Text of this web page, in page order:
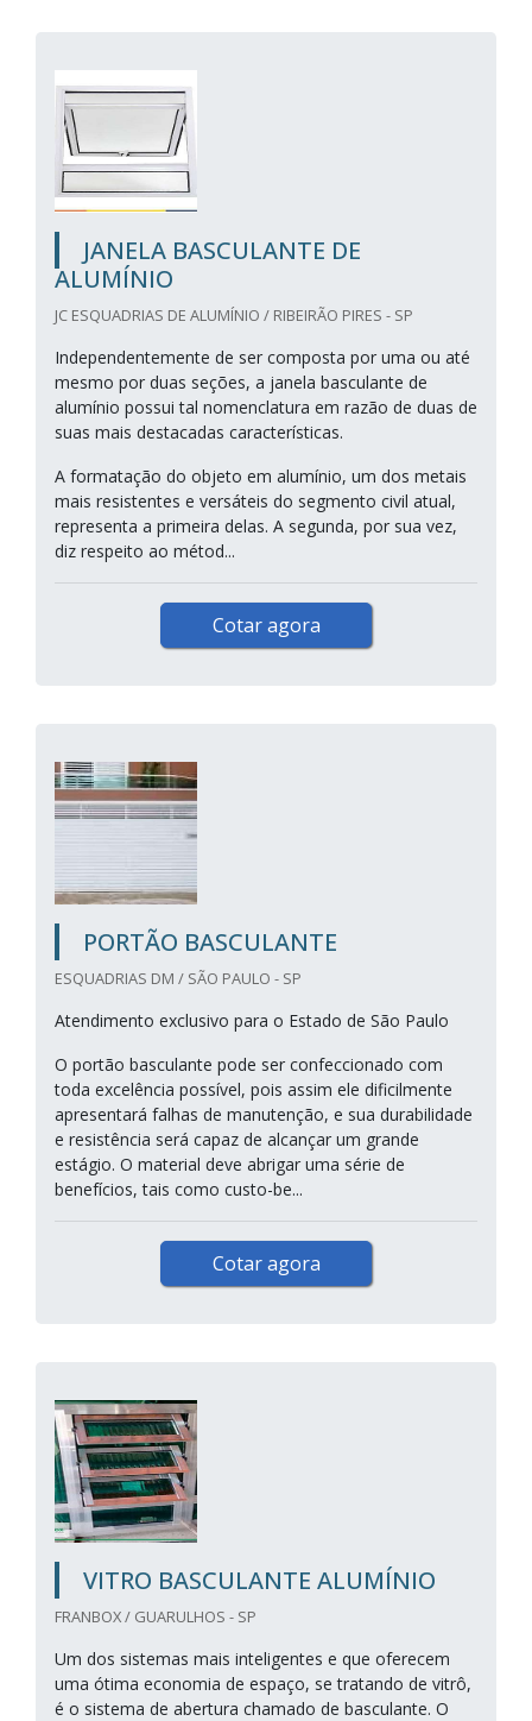
JANELA BASCULANTE DE
ALUMÍNIO
JC ESQUADRIAS DE ALUMÍNIO / RIBEIRÃO PIRES - SP
Independentemente de ser composta por uma ou até
mesmo por duas seções, a janela basculante de
alumínio possui tal nomenclatura em razão de duas de
suas mais destacadas características.
A formatação do objeto em alumínio, um dos metais
mais resistentes e versáteis do segmento civil atual,
representa a primeira delas. A segunda, por sua vez,
diz respeito ao métod...
Cotar agora
PORTÃO BASCULANTE
ESQUADRIAS DM / SÃO PAULO - SP
Atendimento exclusivo para o Estado de São Paulo
O portão basculante pode ser confeccionado com
toda excelência possível, pois assim ele dificilmente
apresentará falhas de manutenção, e sua durabilidade
e resistência será capaz de alcançar um grande
estágio. O material deve abrigar uma série de
benefícios, tais como custo-be...
Cotar agora
VITRO BASCULANTE ALUMÍNIO
FRANBOX / GUARULHOS - SP
Um dos sistemas mais inteligentes e que oferecem
uma ótima economia de espaço, se tratando de vitrô,
é o sistema de abertura chamado de basculante. O